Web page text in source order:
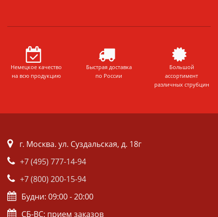
Немецкое качество
на всю продукцию
Быстрая доставка
по России
Большой
ассортимент
различных струбцин
г. Москва. ул. Суздальская, д. 18г
+7 (495) 777-14-94
+7 (800) 200-15-94
Будни: 09:00 - 20:00
СБ-ВС: прием заказов